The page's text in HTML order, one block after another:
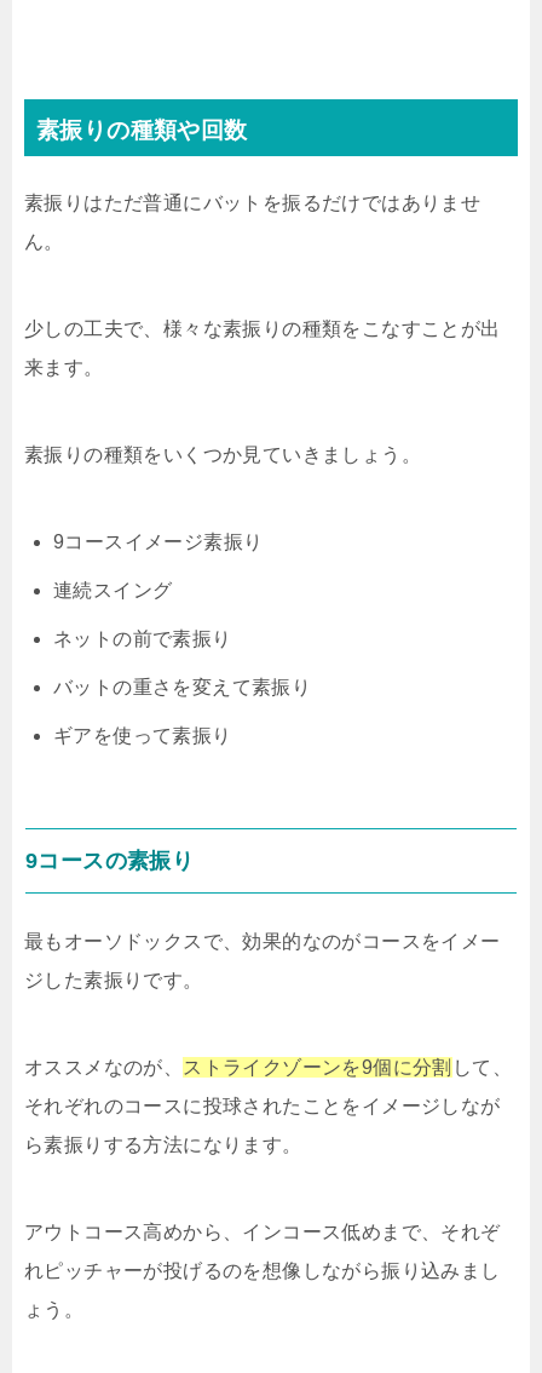
素振りの種類や回数
素振りはただ普通にバットを振るだけではありませ
ん。
少しの工夫で、様々な素振りの種類をこなすことが出
来ます。
素振りの種類をいくつか見ていきましょう。
9コースイメージ素振り
連続スイング
ネットの前で素振り
バットの重さを変えて素振り
ギアを使って素振り
9コースの素振り
最もオーソドックスで、効果的なのがコースをイメー
ジした素振りです。
オススメなのが、 ストライクゾーンを9個に分割 して、
それぞれのコースに投球されたことをイメージしなが
ら素振りする方法になります。
アウトコース高めから、インコース低めまで、それぞ
れピッチャーが投げるのを想像しながら振り込みまし
ょう。